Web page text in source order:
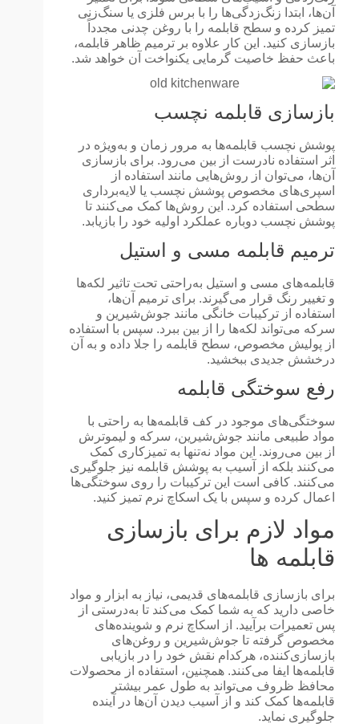
آن‌ها، ابتدا زنگ‌زدگی‌ها را با برس فلزی یا سنگ‌زنی
تمیز کرده و سطح قابلمه را با روغن چدنی مجدداً
بازسازی کنید. این کار علاوه بر ترمیم ظاهر قابلمه،
باعث حفظ خاصیت گرمایی یکنواخت آن خواهد شد.
بازسازی قابلمه نچسب
پوشش نچسب قابلمه‌ها به مرور زمان و به‌ویژه در
اثر استفاده نادرست از بین می‌رود. برای بازسازی
آن‌ها، می‌توان از روش‌هایی مانند استفاده از
اسپری‌های مخصوص پوشش نچسب یا لایه‌برداری
سطحی استفاده کرد. این روش‌ها کمک می‌کنند تا
پوشش نچسب دوباره عملکرد اولیه خود را بازیابد.
ترمیم قابلمه مسی و استیل
قابلمه‌های مسی و استیل به‌راحتی تحت تاثیر لکه‌ها
و تغییر رنگ قرار می‌گیرند. برای ترمیم آن‌ها،
استفاده از ترکیبات خانگی مانند جوش‌شیرین و
سرکه می‌تواند لکه‌ها را از بین ببرد. سپس با استفاده
از پولیش مخصوص، سطح قابلمه را جلا داده و به آن
درخشش جدیدی ببخشید.
رفع سوختگی قابلمه
سوختگی‌های موجود در کف قابلمه‌ها به راحتی با
مواد طبیعی مانند جوش‌شیرین، سرکه و لیموترش
از بین می‌روند. این مواد نه‌تنها به تمیزکاری کمک
می‌کنند بلکه از آسیب به پوشش قابلمه نیز جلوگیری
می‌کنند. کافی است این ترکیبات را روی سوختگی‌ها
اعمال کرده و سپس با یک اسکاچ نرم تمیز کنید.
مواد لازم برای بازسازی
قابلمه ها
برای بازسازی قابلمه‌های قدیمی، نیاز به ابزار و مواد
خاصی دارید که به شما کمک می‌کند تا به‌درستی از
پس تعمیرات برآیید. از اسکاچ نرم و شوینده‌های
مخصوص گرفته تا جوش‌شیرین و روغن‌های
بازسازی‌کننده، هرکدام نقش خود را در بازیابی
قابلمه‌ها ایفا می‌کنند. همچنین، استفاده از محصولات
محافظ ظروف می‌تواند به طول عمر بیشتر
قابلمه‌ها کمک کند و از آسیب دیدن آن‌ها در آینده
جلوگیری نماید.